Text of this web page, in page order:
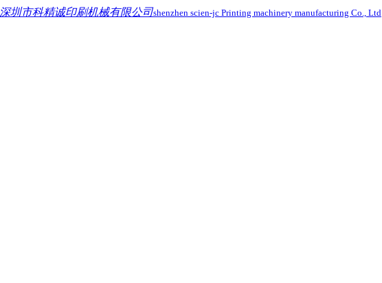
深圳市科精诚印刷机械有限公司shenzhen scien-jc Printing machinery manufacturing Co., Ltd